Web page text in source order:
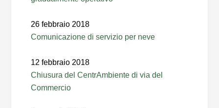
26 febbraio 2018
Comunicazione di servizio per neve
12 febbraio 2018
Chiusura del CentrAmbiente di via del
Commercio